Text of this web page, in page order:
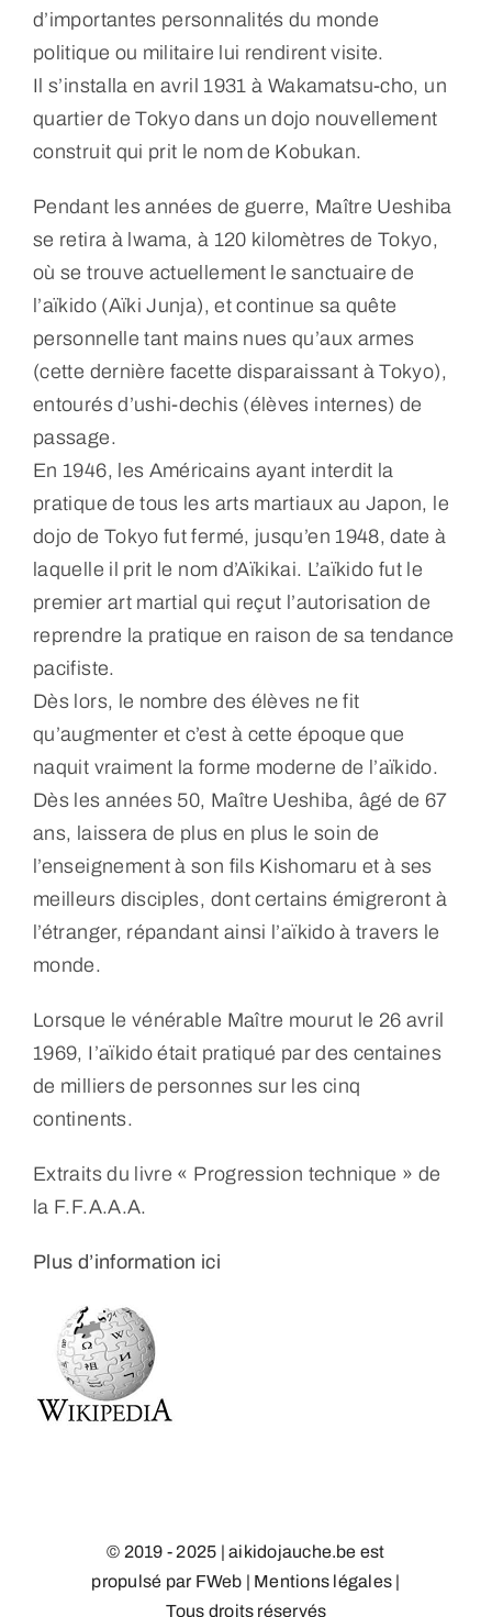
d’importantes personnalités du monde
politique ou militaire lui rendirent visite.
Il s’installa en avril 1931 à Wakamatsu-cho, un
quartier de Tokyo dans un dojo nouvellement
construit qui prit le nom de Kobukan.
Pendant les années de guerre, Maître Ueshiba
se retira à lwama, à 120 kilomètres de Tokyo,
où se trouve actuellement le sanctuaire de
l’aïkido (Aïki Junja), et continue sa quête
personnelle tant mains nues qu’aux armes
(cette dernière facette disparaissant à Tokyo),
entourés d’ushi-dechis (élèves internes) de
passage.
En 1946, les Américains ayant interdit la
pratique de tous les arts martiaux au Japon, le
dojo de Tokyo fut fermé, jusqu’en 1948, date à
laquelle il prit le nom d’Aïkikai. L’aïkido fut le
premier art martial qui reçut l’autorisation de
reprendre la pratique en raison de sa tendance
pacifiste.
Dès lors, le nombre des élèves ne fit
qu’augmenter et c’est à cette époque que
naquit vraiment la forme moderne de l’aïkido.
Dès les années 50, Maître Ueshiba, âgé de 67
ans, laissera de plus en plus le soin de
l’enseignement à son fils Kishomaru et à ses
meilleurs disciples, dont certains émigreront à
l’étranger, répandant ainsi l’aïkido à travers le
monde.
Lorsque le vénérable Maître mourut le 26 avril
1969, I’aïkido était pratiqué par des centaines
de milliers de personnes sur les cinq
continents.
Extraits du livre « Progression technique » de
la F.F.A.A.A.
Plus d’information ici
© 2019 - 2025 | aikidojauche.be est
propulsé par FWeb | Mentions légales |
Tous droits réservés